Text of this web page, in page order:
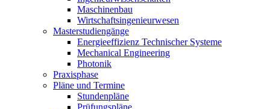
Maschinenbau
Wirtschaftsingenieurwesen
Masterstudiengänge
Energieeffizienz Technischer Systeme
Mechanical Engineering
Photonik
Praxisphase
Pläne und Termine
Stundenpläne
Prüfungspläne